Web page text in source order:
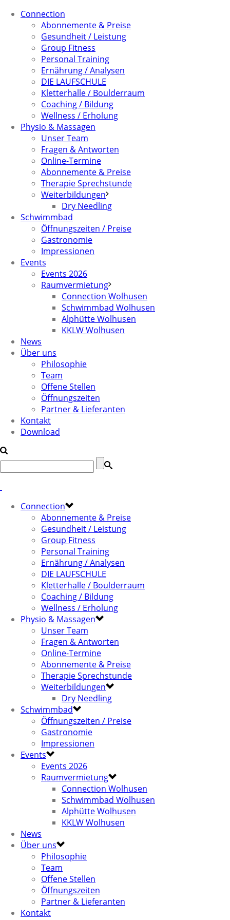
Connection
Abonnemente & Preise
Gesundheit / Leistung
Group Fitness
Personal Training
Ernährung / Analysen
DIE LAUFSCHULE
Kletterhalle / Boulderraum
Coaching / Bildung
Wellness / Erholung
Physio & Massagen
Unser Team
Fragen & Antworten
Online-Termine
Abonnemente & Preise
Therapie Sprechstunde
Weiterbildungen
Dry Needling
Schwimmbad
Öffnungszeiten / Preise
Gastronomie
Impressionen
Events
Events 2026
Raumvermietung
Connection Wolhusen
Schwimmbad Wolhusen
Alphütte Wolhusen
KKLW Wolhusen
News
Über uns
Philosophie
Team
Offene Stellen
Öffnungszeiten
Partner & Lieferanten
Kontakt
Download
Connection
Abonnemente & Preise
Gesundheit / Leistung
Group Fitness
Personal Training
Ernährung / Analysen
DIE LAUFSCHULE
Kletterhalle / Boulderraum
Coaching / Bildung
Wellness / Erholung
Physio & Massagen
Unser Team
Fragen & Antworten
Online-Termine
Abonnemente & Preise
Therapie Sprechstunde
Weiterbildungen
Dry Needling
Schwimmbad
Öffnungszeiten / Preise
Gastronomie
Impressionen
Events
Events 2026
Raumvermietung
Connection Wolhusen
Schwimmbad Wolhusen
Alphütte Wolhusen
KKLW Wolhusen
News
Über uns
Philosophie
Team
Offene Stellen
Öffnungszeiten
Partner & Lieferanten
Kontakt